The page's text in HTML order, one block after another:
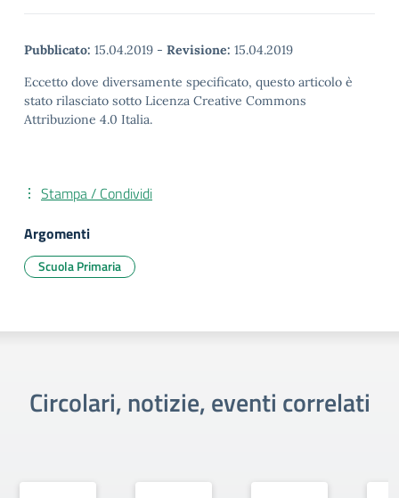
Pubblicato: 15.04.2019 - Revisione: 15.04.2019
Eccetto dove diversamente specificato, questo articolo è
stato rilasciato sotto Licenza Creative Commons
Attribuzione 4.0 Italia.
Stampa / Condividi
Argomenti
Scuola Primaria
Circolari, notizie, eventi correlati